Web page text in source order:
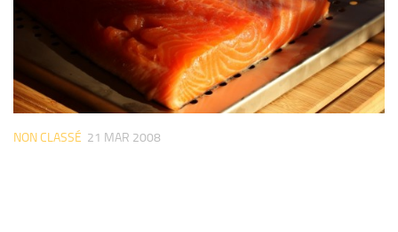
NON CLASSÉ 21 MAR 2008